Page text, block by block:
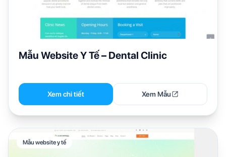
Mẫu Website Y Tế – Dental Clinic
Xem chi tiết Xem Mẫu
Mẫu website y tế